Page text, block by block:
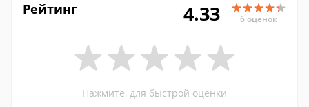
Рейтинг 4.33 6 оценок
Нажмите, для быстрой оценки